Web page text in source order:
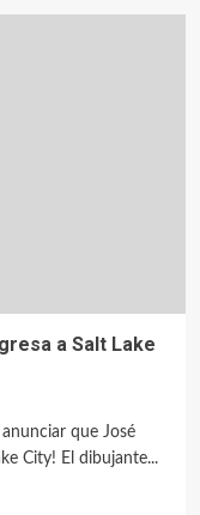
a Salt Lake
que José
City! El dibujante...